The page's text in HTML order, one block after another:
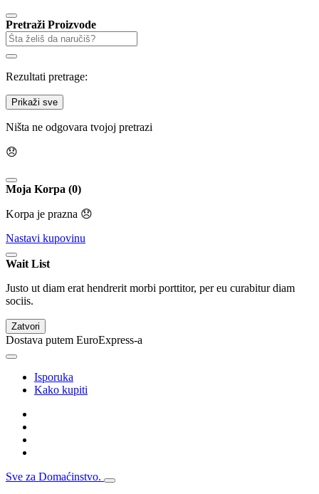
Pretraži Proizvode
Rezultati pretrage:
Prikaži sve
Ništa ne odgovara tvojoj pretrazi
😞
Moja Korpa (0)
Korpa je prazna 😞
Nastavi kupovinu
Wait List
Justo ut diam erat hendrerit morbi porttitor, per eu curabitur diam
sociis.
Zatvori
Dostava putem EuroExpress-a
Isporuka
Kako kupiti
Sve za Domaćinstvo.